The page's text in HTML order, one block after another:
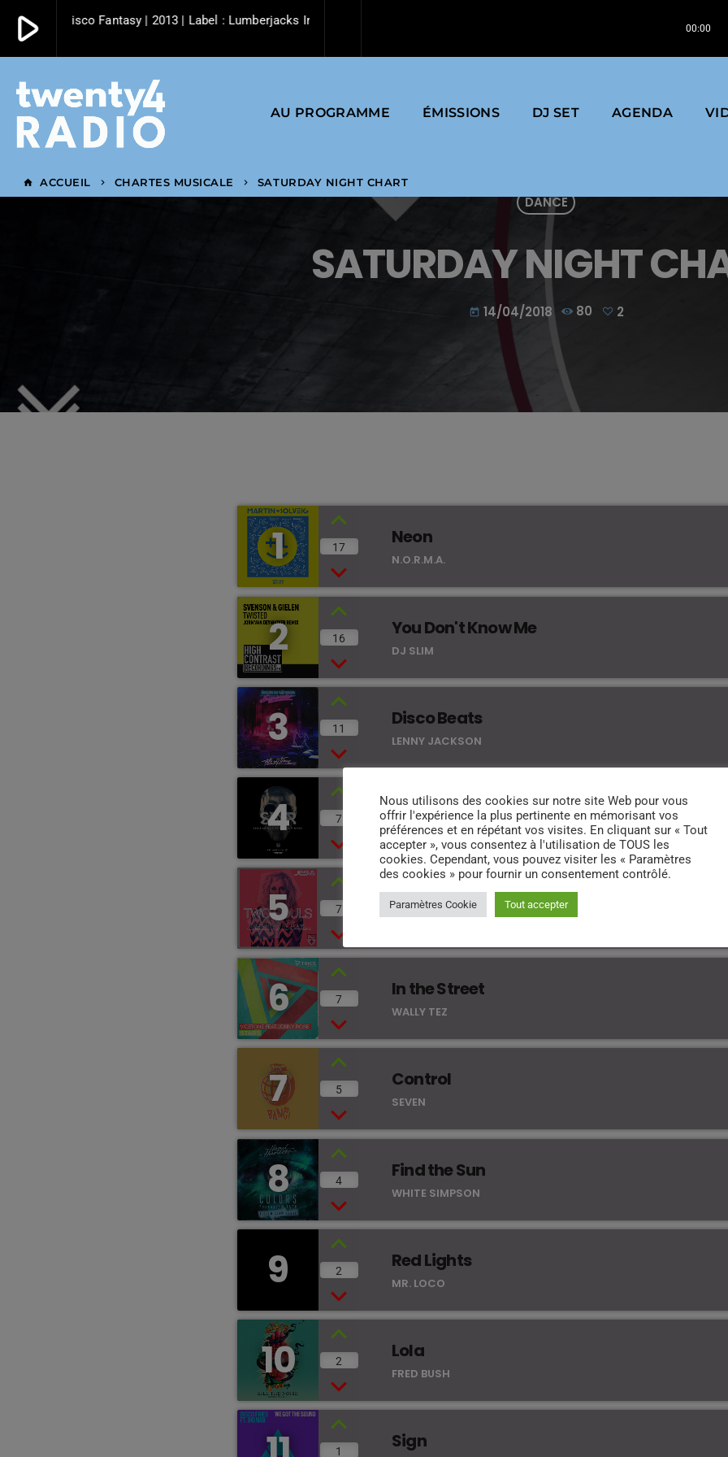
play_arrow
Rahaan | Disco Fantasy | 2013 | Label : Lumberjacks In Hell
00:00
play_arrow
AU PROGRAMME ÉMISSIONS DJ SET AGENDA
home ACCUEIL keyboard_arrow_right CHARTES MUSICALE keyboard_arrow_right SATURDAY NIGHT CHART
DANCE
SATURDAY NIGHT
today 14/04/2018 80 2
1 17 Neon
N.O.R.M.A.
2 16 You Don't Know Me
DJ SLIM
3 11 Disco Beats
LENNY JACKSON
4 7 Sylver
GLORIA ROGERS
5 7 Happy Girl
JOHN PALMER
6 7 In the Street
WALLY TEZ
7 5 Control
SEVEN
8 4 Find the Sun
WHITE SIMPSON
9 2 Red Lights
MR. LOCO
10 2 Lola
FRED BUSH
1 Sign
Nous utilisons des cookies sur notre site Web pour vous
offrir l'expérience la plus pertinente en mémorisant vos
préférences et en répétant vos visites. En cliquant sur « Tout
accepter », vous consentez à l'utilisation de TOUS les
cookies. Cependant, vous pouvez visiter les « Paramètres
des cookies » pour fournir un consentement contrôlé.
Paramètres Cookie Tout accepter